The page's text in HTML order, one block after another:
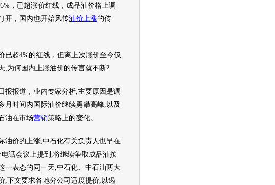
，已超涨价红线，成品油价格上调
开，国内也开始风传油价上涨的传
已超4%的红线，但离上次涨价至今仅
,为何国内上涨油价的传言就不断?
报道，业内专家分析,主要原因是调
月时间内国际油价继续勇攀高峰,以及
油在市场营销策略上的变化。
油价的上涨,中石化有关负责人也早在
电话会议上提到,将继续争取成品油按
一表态的同一天,中石化、中石油两大
,下文要求各地分公司适度提价,以遏